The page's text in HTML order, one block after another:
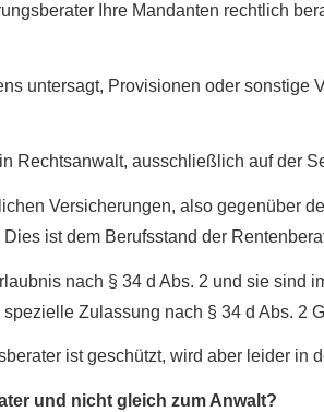
Ihre Mandanten rechtlich
untersagt, Provisionen oder
Rechtsanwalt, ausschließlich auf der
Versicherungen, also gegenüber
ist dem Berufsstand der
nach § 34 d Abs. 2 und sie
Zulassung nach § 34 d Abs. 2
ist geschützt, wird aber leider
und nicht gleich zum Anwalt?